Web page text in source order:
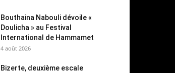
Bouthaina Nabouli dévoile «
Doulicha » au Festival
International de Hammamet
4 août 2026
Bizerte, deuxième escale